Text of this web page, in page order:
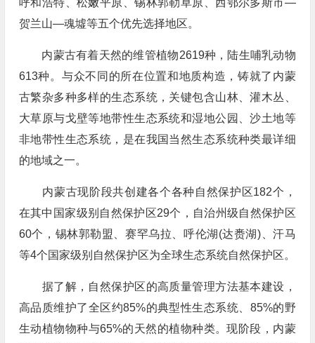
呼和浩特、松嫩平原、锡林郭勒草原、西鄂尔多斯市—
贺兰山—魂墟等五个优先选择地区。
内蒙古有着天然的维管植物2619种，陆生哺乳动物
613种。与众不同的所在位置和地质构造，铸就了内蒙
古繁杂多种多样的生态系统，关键包含山林、灌木丛、
大草原与戈壁等地带性生态系统和湿地公园、沙土地等
非地带性生态系统，是在我国当然生态系统种类最详细
的地域之一。
内蒙古现阶段共创建各个各种自然保护区182个，
在其中国家级别自然保护区29个，自治州级自然保护区
60个，锡林郭勒盟、赛罕乌拉、呼伦湖(达赉湖)、汗马
等4个国家级别自然保护区为全球生态系统自然保护区。
据了解，自然保护区的高质量管理方法基本建设，
高品质维护了全区约85%的典型性生态系统、85%的野
生动植物物种与65%的天然的植物种类。现阶段，内蒙